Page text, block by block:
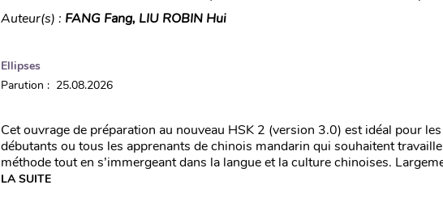
Auteur(s) : FANG Fang, LIU ROBIN Hui
Ellipses
Parution : 25.08.2026
Cet ouvrage de préparation au nouveau HSK 2 (version 3.0) est idéal pour
débutants ou tous les apprenants de chinois mandarin qui souhaitent
méthode tout en s’immergeant dans la langue et la culture chinoises.
LA SUITE